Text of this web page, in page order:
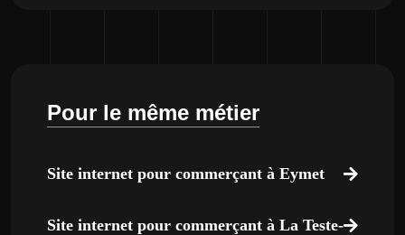
Pour le même métier
Site internet pour commerçant à Eymet
Site internet pour commerçant à La Teste-